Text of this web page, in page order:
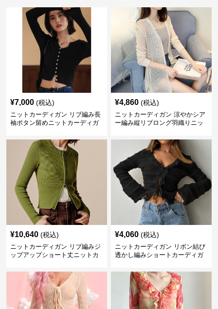
¥7,000 (税込)
ニットカーディガン リブ編み長
袖ボタン留めニットカーディガ
¥4,860 (税込)
ニットカーディガン 涼やかシア
ー編み縦リブロング羽織りニッ
¥10,640 (税込)
ニットカーディガン リブ編みジ
ップアップショート丈ニットカ
¥4,060 (税込)
ニットカーディガン リボン結び
透かし編みショートカーディガ